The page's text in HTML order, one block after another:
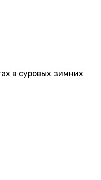
в суровых зимних